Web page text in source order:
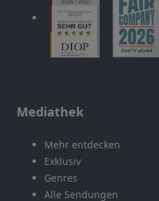
Mediathek
Mehr entdecken
Exklusiv
Genres
Alle Sendungen